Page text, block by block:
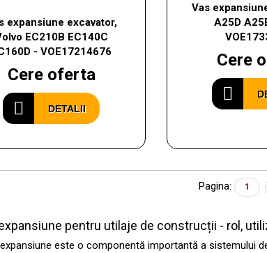
expansiune excavator,
EC210B EC140C
- VOE17214676
Cere oferta
DETALII
Vas
A25D
Cere
Pagina: 1
pentru utilaje de construcții - rol,
este o componentă importantă a sistemului